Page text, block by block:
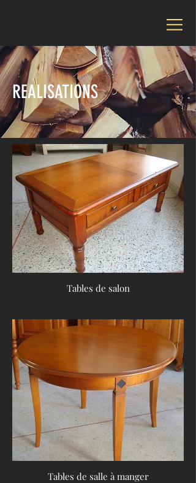
REALISATIONS
Tables de salon
Tables de salle à manger